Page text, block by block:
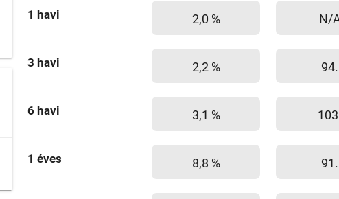
1 havi 2,0 % N/
3 havi 2,2 % 94.
6 havi 3,1 %
1 éves 8,8 % 91.